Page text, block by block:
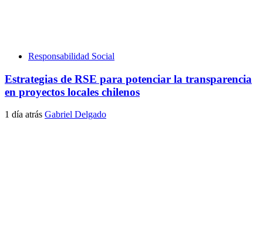
Responsabilidad Social
Estrategias de RSE para potenciar la transparencia
en proyectos locales chilenos
1 día atrás Gabriel Delgado